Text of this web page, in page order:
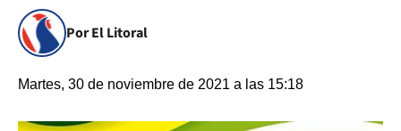
Por El Litoral
Martes, 30 de noviembre de 2021 a las 15:18